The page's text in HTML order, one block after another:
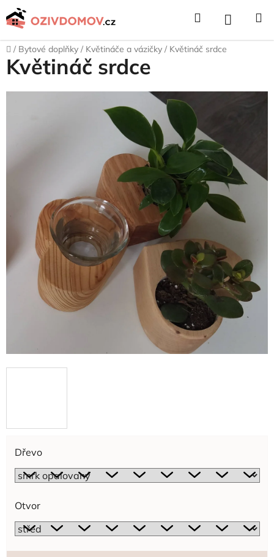
Přejít
na
Hledat NÁKUPNÍ
KOŠÍK
Domů
/ Bytové doplňky / Květináče a vázičky / Květináč srdce
Dřevo
Otvor
Květináč srdce